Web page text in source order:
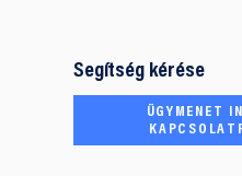
Segítség kérése
ÜGYMENET